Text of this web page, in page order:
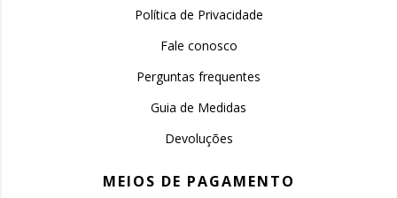
Política de Privacidade
Fale conosco
Perguntas frequentes
Guia de Medidas
Devoluções
MEIOS DE PAGAMENTO